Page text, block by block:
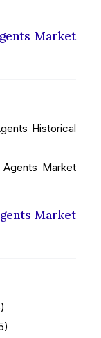
Market
Historical
Market
Market